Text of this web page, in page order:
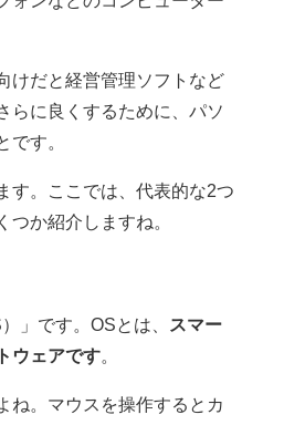
けだと経営管理ソフトなど
らに良くするために、パソ
す。
す。ここでは、代表的な2つ
か紹介しますね。
」です。OSとは、
スマー
ウェアです。
ね。マウスを操作するとカ